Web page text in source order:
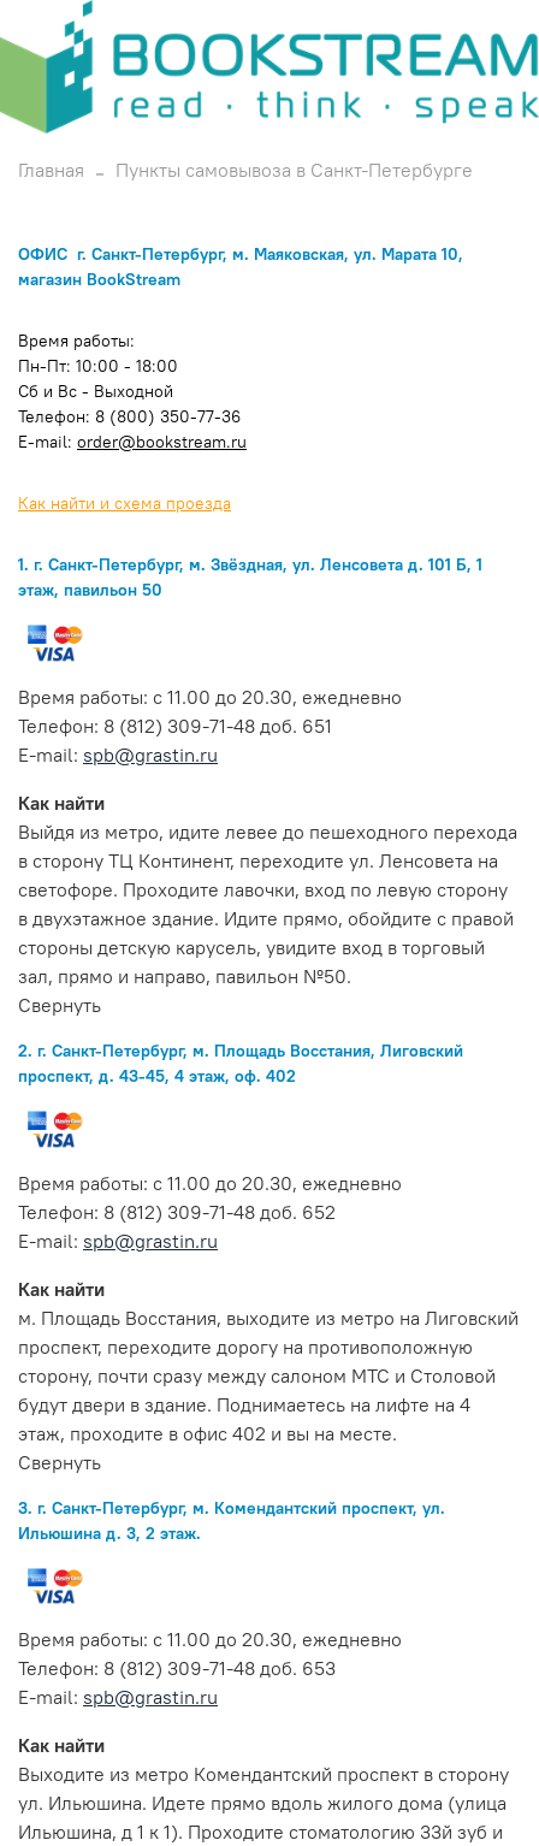
Главная Пункты самовывоза в Санкт-Петербурге
ОФИС г. Санкт-Петербург, м. Маяковская, ул. Марата 10,
магазин BookStream
Время работы:
Пн-Пт: 10:00 - 18:00
Сб и Вс - Выходной
Телефон: 8 (800) 350-77-36
E-mail: order@bookstream.ru
Как найти и схема проезда
1. г. Санкт-Петербург, м. Звёздная, ул. Ленсовета д. 101 Б, 1
этаж, павильон 50
Время работы: с 11.00 до 20.30, ежедневно
Телефон: 8 (812) 309-71-48 доб. 651
E-mail: spb@grastin.ru
Как найти
Выйдя из метро, идите левее до пешеходного перехода
в сторону ТЦ Континент, переходите ул. Ленсовета на
светофоре. Проходите лавочки, вход по левую сторону
в двухэтажное здание. Идите прямо, обойдите с правой
стороны детскую карусель, увидите вход в торговый
зал, прямо и направо, павильон №50.
Свернуть
2. г. Санкт-Петербург, м. Площадь Восстания, Лиговский
проспект, д. 43-45, 4 этаж, оф. 402
Время работы: с 11.00 до 20.30, ежедневно
Телефон: 8 (812) 309-71-48 доб. 652
E-mail: spb@grastin.ru
Как найти
м. Площадь Восстания, выходите из метро на Лиговский
проспект, переходите дорогу на противоположную
сторону, почти сразу между салоном МТС и Столовой
будут двери в здание. Поднимаетесь на лифте на 4
этаж, проходите в офис 402 и вы на месте.
Свернуть
3. г. Санкт-Петербург, м. Комендантский проспект, ул.
Ильюшина д. 3, 2 этаж.
Время работы: с 11.00 до 20.30, ежедневно
Телефон: 8 (812) 309-71-48 доб. 653
E-mail: spb@grastin.ru
Как найти
Выходите из метро Комендантский проспект в сторону
ул. Ильюшина. Идете прямо вдоль жилого дома (улица
Ильюшина, д 1 к 1). Проходите стоматологию 33й зуб и